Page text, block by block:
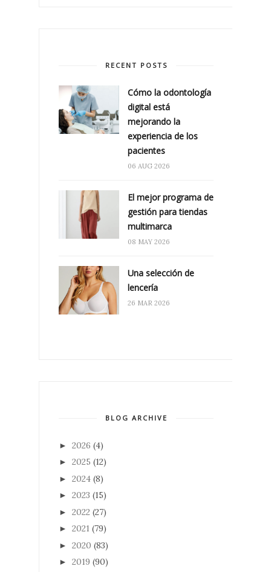
RECENT POSTS
Cómo la odontología
digital está
mejorando la
experiencia de los
pacientes
06 AUG 2026
El mejor programa de
gestión para tiendas
multimarca
08 MAY 2026
Una selección de
lencería
26 MAR 2026
BLOG ARCHIVE
► 2026 (4)
► 2025 (12)
► 2024 (8)
► 2023 (15)
► 2022 (27)
► 2021 (79)
► 2020 (83)
► 2019 (90)